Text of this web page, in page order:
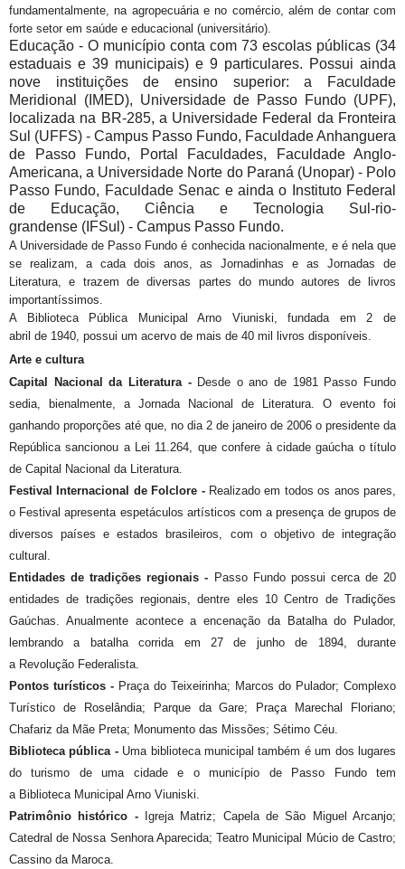
fundamentalmente, na agropecuária e no comércio, além de contar com
forte setor em saúde e educacional (universitário).
Educação - O município conta com 73 escolas públicas (34
estaduais e 39 municipais) e 9 particulares. Possui ainda
nove instituições de ensino superior: a Faculdade
Meridional (IMED), Universidade de Passo Fundo (UPF),
localizada na BR-285, a Universidade Federal da Fronteira
Sul (UFFS) - Campus Passo Fundo, Faculdade Anhanguera
de Passo Fundo, Portal Faculdades, Faculdade Anglo-
Americana, a Universidade Norte do Paraná (Unopar) - Polo
Passo Fundo, Faculdade Senac e ainda o Instituto Federal
de Educação, Ciência e Tecnologia Sul-rio-
grandense (IFSul) - Campus Passo Fundo.
A Universidade de Passo Fundo é conhecida nacionalmente, e é nela que
se realizam, a cada dois anos, as Jornadinhas e as Jornadas de
Literatura, e trazem de diversas partes do mundo autores de livros
importantíssimos.
A Biblioteca Pública Municipal Arno Viuniski, fundada em 2 de
abril de 1940, possui um acervo de mais de 40 mil livros disponíveis.
Arte e cultura
Capital Nacional da Literatura - Desde o ano de 1981 Passo Fundo
sedia, bienalmente, a Jornada Nacional de Literatura. O evento foi
ganhando proporções até que, no dia 2 de janeiro de 2006 o presidente da
República sancionou a Lei 11.264, que confere à cidade gaúcha o título
de Capital Nacional da Literatura.
Festival Internacional de Folclore - Realizado em todos os anos pares,
o Festival apresenta espetáculos artísticos com a presença de grupos de
diversos países e estados brasileiros, com o objetivo de integração
cultural.
Entidades de tradições regionais - Passo Fundo possui cerca de 20
entidades de tradições regionais, dentre eles 10 Centro de Tradições
Gaúchas. Anualmente acontece a encenação da Batalha do Pulador,
lembrando a batalha corrida em 27 de junho de 1894, durante
a Revolução Federalista.
Pontos turísticos - Praça do Teixeirinha; Marcos do Pulador; Complexo
Turístico de Roselândia; Parque da Gare; Praça Marechal Floriano;
Chafariz da Mãe Preta; Monumento das Missões; Sétimo Céu.
Biblioteca pública - Uma biblioteca municipal também é um dos lugares
do turismo de uma cidade e o município de Passo Fundo tem
a Biblioteca Municipal Arno Viuniski.
Patrimônio histórico -
Igreja Matriz; Capela de São Miguel Arcanjo;
Catedral de Nossa Senhora Aparecida; Teatro Municipal Múcio de Castro;
Cassino da Maroca.